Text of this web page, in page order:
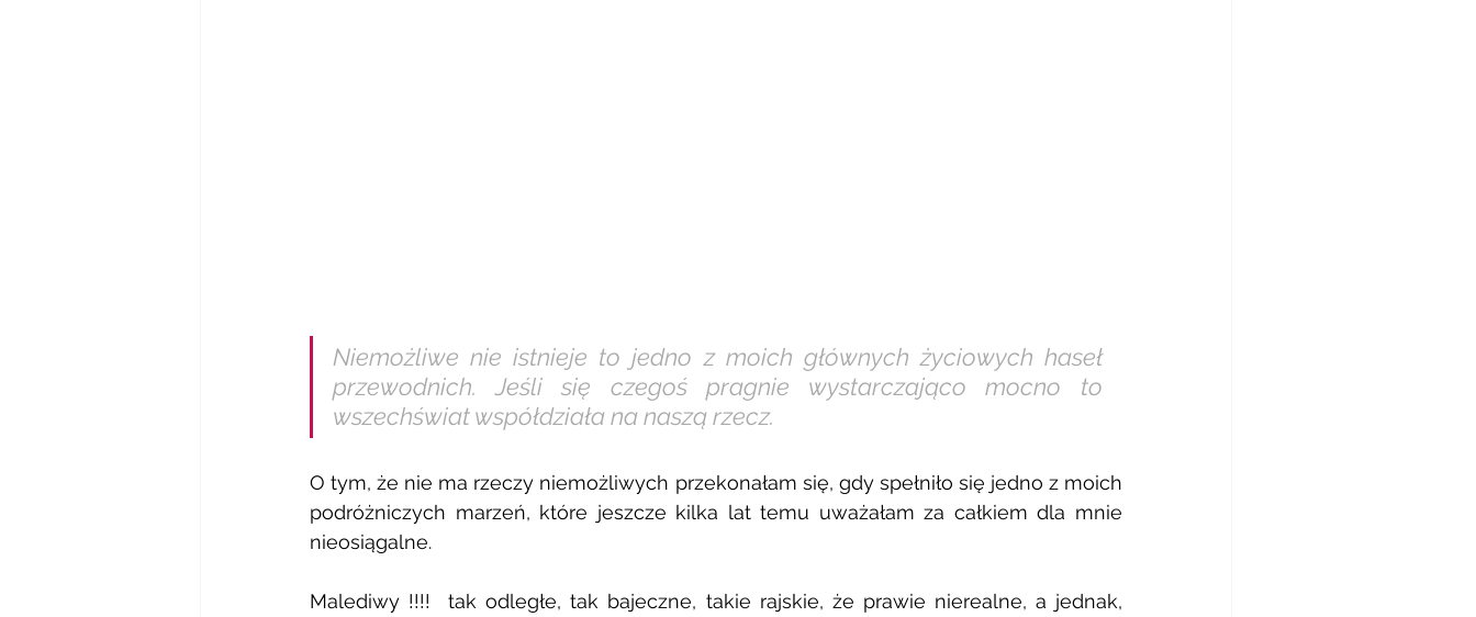
Niemożliwe nie istnieje to jedno z moich głównych życiowych haseł
przewodnich. Jeśli się czegoś pragnie wystarczająco mocno to
wszechświat współdziała na naszą rzecz.
O tym, że nie ma rzeczy niemożliwych przekonałam się, gdy spełniło się jedno z moich
podróżniczych marzeń, które jeszcze kilka lat temu uważałam za całkiem dla mnie
nieosiągalne.
Malediwy !!!!  tak odległe, tak bajeczne, takie rajskie, że prawie nierealne, a jednak,